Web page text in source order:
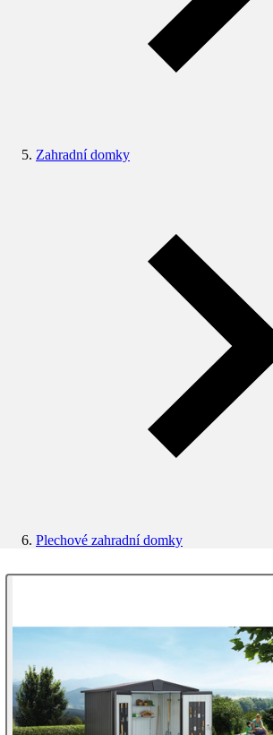
Zahradní domky
Plechové zahradní domky